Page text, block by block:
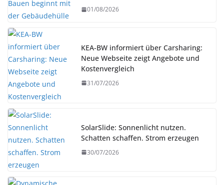
01/08/2026
KEA-BW informiert über Carsharing:
Neue Webseite zeigt Angebote und
Kostenvergleich
31/07/2026
SolarSlide: Sonnenlicht nutzen.
Schatten schaffen. Strom erzeugen
30/07/2026